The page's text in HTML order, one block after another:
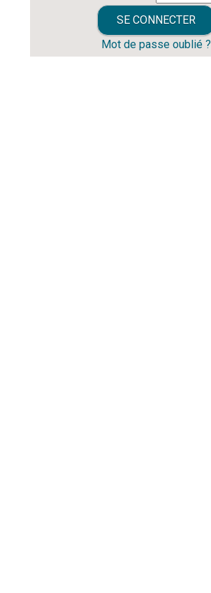
Mot de passe oublié ?